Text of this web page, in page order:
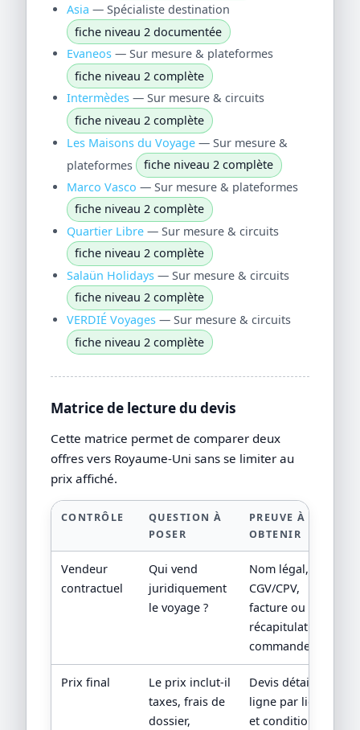
Asia — Spécialiste destination
fiche niveau 2 documentée
Evaneos— Sur mesure & plateformes
fiche niveau 2 complète
Intermèdes— Sur mesure & circuits
fiche niveau 2 complète
Les Maisons du Voyage— Sur mesure &
plateformes
fiche niveau 2 complète
Marco Vasco — Sur mesure & plateformes
fiche niveau 2 complète
Quartier Libre— Sur mesure & circuits
fiche niveau 2 complète
Salaün Holidays— Sur mesure & circuits
fiche niveau 2 complète
VERDIÉ Voyages— Sur mesure & circuits
fiche niveau 2 complète
Matrice de lecture du devis
Cette matrice permet de comparer deux
offres vers Royaume-Uni sans se limiter au
prix affiché.
CONTRÔLE
QUESTION À
POSER
PREUVE À
OBTENIR
Vendeur
contractuel
Qui vend
juridiquement
le voyage ?
Nom légal,
CGV/CPV,
facture ou
récapitulatif de
commande.
Prix final
Le prix inclut-il
taxes, frais de
dossier,
Devis détaillé
ligne par ligne
et conditions de